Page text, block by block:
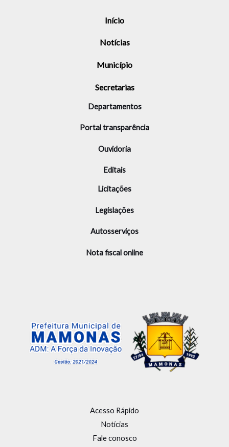
Início
Notícias
Município
Secretarias
Departamentos
Portal transparência
Ouvidoria
Editais
Licitações
Legislações
Autosserviços
Nota fiscal online
Acesso Rápido
Notícias
Fale conosco